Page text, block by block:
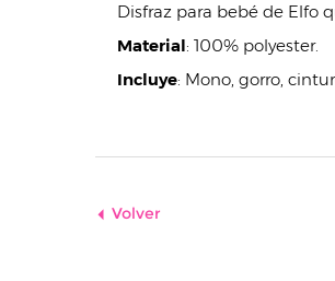
Disfraz para bebé de Elfo
Material: 100% polyester.
Incluye: Mono, gorro,
Volver